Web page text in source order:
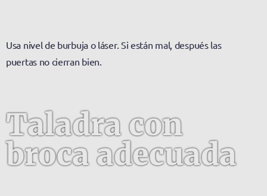
Usa nivel de burbuja o láser. Si están mal, después las
puertas no cierran bien.
Taladra con
broca adecuada